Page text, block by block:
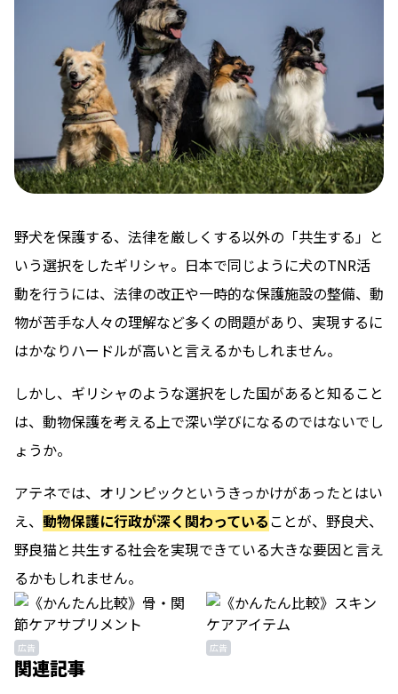
野犬を保護する、法律を厳しくする以外の「共生する」と
いう選択をしたギリシャ。日本で同じように犬のTNR活
動を行うには、法律の改正や一時的な保護施設の整備、動
物が苦手な人々の理解など多くの問題があり、実現するに
はかなりハードルが高いと言えるかもしれません。
しかし、ギリシャのような選択をした国があると知ること
は、動物保護を考える上で深い学びになるのではないでし
ょうか。
アテネでは、オリンピックというきっかけがあったとはい
え、 動物保護に行政が深く関わっていることが、野良犬、
野良猫と共生する社会を実現できている大きな要因と言え
るかもしれません。
広告 広告
関連記事